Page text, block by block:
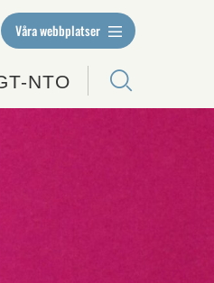
Våra webbplatser
NTO